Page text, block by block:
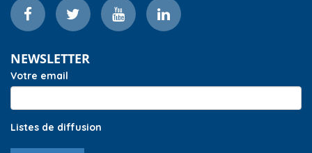
NEWSLETTER
Votre email
Listes de diffusion